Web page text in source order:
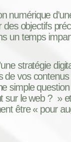
numérique
des objectifs
un temps
stratégie
vos
simple
sur le web ? »
être « pour